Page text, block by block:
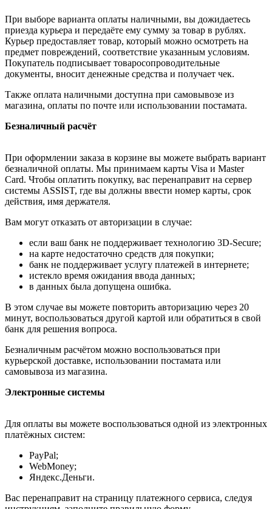
При выборе варианта оплаты наличными, вы дожидаетесь
приезда курьера и передаёте ему сумму за товар в рублях.
Курьер предоставляет товар, который можно осмотреть на
предмет повреждений, соответствие указанным условиям.
Покупатель подписывает товаросопроводительные
документы, вносит денежные средства и получает чек.
Также оплата наличными доступна при самовывозе из
магазина, оплаты по почте или использовании постамата.
Безналичный расчёт
При оформлении заказа в корзине вы можете выбрать вариант
безналичной оплаты. Мы принимаем карты Visa и Master
Card. Чтобы оплатить покупку, вас перенаправит на сервер
системы ASSIST, где вы должны ввести номер карты, срок
действия, имя держателя.
Вам могут отказать от авторизации в случае:
если ваш банк не поддерживает технологию 3D-Secure;
на карте недостаточно средств для покупки;
банк не поддерживает услугу платежей в интернете;
истекло время ожидания ввода данных;
в данных была допущена ошибка.
В этом случае вы можете повторить авторизацию через 20
минут, воспользоваться другой картой или обратиться в свой
банк для решения вопроса.
Безналичным расчётом можно воспользоваться при
курьерской доставке, использовании постамата или
самовывоза из магазина.
Электронные системы
Для оплаты вы можете воспользоваться одной из электронных
платёжных систем:
PayPal;
WebMoney;
Яндекс.Деньги.
Вас перенаправит на страницу платежного сервиса, следуя